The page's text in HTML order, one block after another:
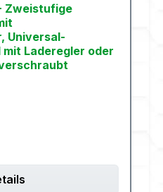
Zweistufige
Universal-
Laderegler oder